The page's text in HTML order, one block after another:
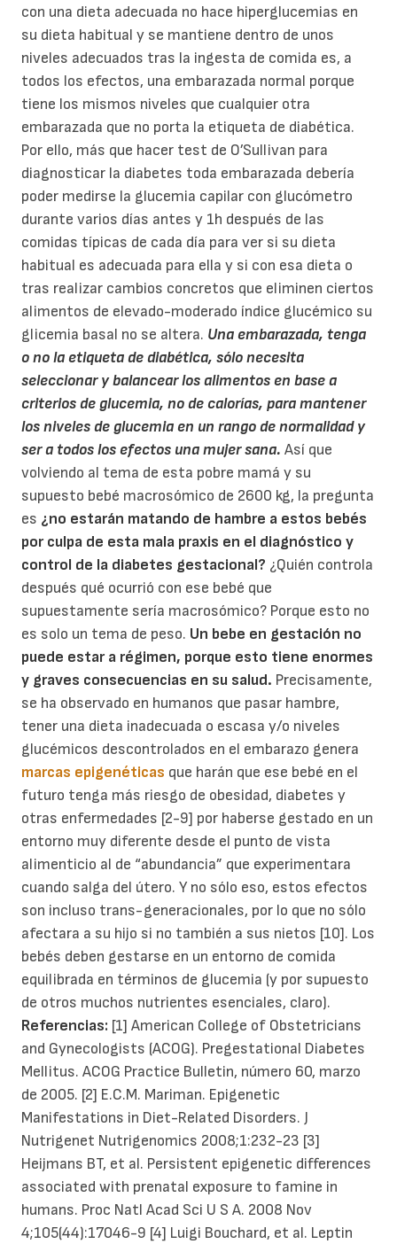
con una dieta adecuada no hace hiperglucemias en
su dieta habitual y se mantiene dentro de unos
niveles adecuados tras la ingesta de comida es, a
todos los efectos, una embarazada normal porque
tiene los mismos niveles que cualquier otra
embarazada que no porta la etiqueta de diabética.
Por ello, más que hacer test de O’Sullivan para
diagnosticar la diabetes toda embarazada debería
poder medirse la glucemia capilar con glucómetro
durante varios días antes y 1h después de las
comidas típicas de cada día para ver si su dieta
habitual es adecuada para ella y si con esa dieta o
tras realizar cambios concretos que eliminen ciertos
alimentos de elevado-moderado índice glucémico su
glicemia basal no se altera. Una embarazada, tenga
o no la etiqueta de diabética, sólo necesita
seleccionar y balancear los alimentos en base a
criterios de glucemia, no de calorías, para mantener
los niveles de glucemia en un rango de normalidad y
ser a todos los efectos una mujer sana. Así que
volviendo al tema de esta pobre mamá y su
supuesto bebé macrosómico de 2600 kg, la pregunta
es ¿no estarán matando de hambre a estos bebés
por culpa de esta mala praxis en el diagnóstico y
control de la diabetes gestacional? ¿Quién controla
después qué ocurrió con ese bebé que
supuestamente sería macrosómico? Porque esto no
es solo un tema de peso. Un bebe en gestación no
puede estar a régimen, porque esto tiene enormes
y graves consecuencias en su salud. Precisamente,
se ha observado en humanos que pasar hambre,
tener una dieta inadecuada o escasa y/o niveles
glucémicos descontrolados en el embarazo genera
marcas epigenéticas que harán que ese bebé en el
futuro tenga más riesgo de obesidad, diabetes y
otras enfermedades [2-9] por haberse gestado en un
entorno muy diferente desde el punto de vista
alimenticio al de “abundancia” que experimentara
cuando salga del útero. Y no sólo eso, estos efectos
son incluso trans-generacionales, por lo que no sólo
afectara a su hijo si no también a sus nietos [10]. Los
bebés deben gestarse en un entorno de comida
equilibrada en términos de glucemia (y por supuesto
de otros muchos nutrientes esenciales, claro).
Referencias: [1] American College of Obstetricians
and Gynecologists (ACOG). Pregestational Diabetes
Mellitus. ACOG Practice Bulletin, número 60, marzo
de 2005. [2] E.C.M. Mariman. Epigenetic
Manifestations in Diet-Related Disorders. J
Nutrigenet Nutrigenomics 2008;1:232-23 [3]
Heijmans BT, et al. Persistent epigenetic differences
associated with prenatal exposure to famine in
humans. Proc Natl Acad Sci U S A. 2008 Nov
4;105(44):17046-9 [4] Luigi Bouchard, et al. Leptin